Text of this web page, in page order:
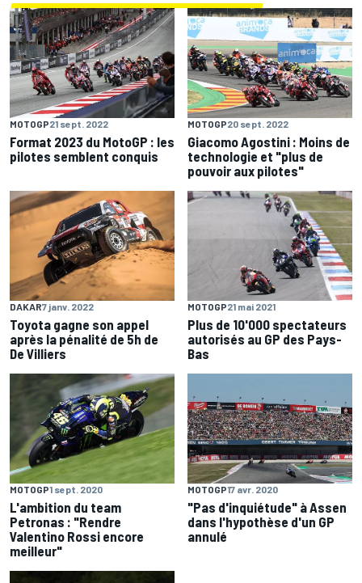
MOTOGP21 sept. 2022
Format 2023 du MotoGP : les
pilotes semblent conquis
MOTOGP20 sept. 2022
Giacomo Agostini : Moins de
technologie et "plus de
pouvoir aux pilotes"
DAKAR7 janv. 2022
Toyota gagne son appel
après la pénalité de 5h de
De Villiers
MOTOGP21 mai 2021
Plus de 10'000 spectateurs
autorisés au GP des Pays-
Bas
MOTOGP1 sept. 2020
L'ambition du team
Petronas : "Rendre
Valentino Rossi encore
meilleur"
MOTOGP17 avr. 2020
"Pas d'inquiétude" à Assen
dans l'hypothèse d'un GP
annulé